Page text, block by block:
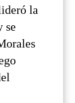
la
se